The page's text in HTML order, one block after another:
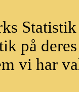
på
vi har